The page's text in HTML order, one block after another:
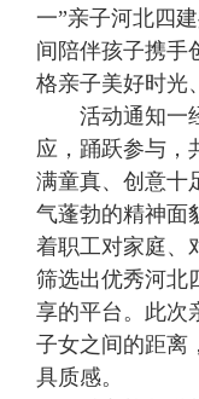
一”亲子河北四
间陪伴孩子携手
格亲子美好时光
活动通知一经
应，踊跃参与，
满童真、创意十
气蓬勃的精神面
着职工对家庭、
筛选出优秀河北
享的平台。此次
子女之间的距离
具质感。